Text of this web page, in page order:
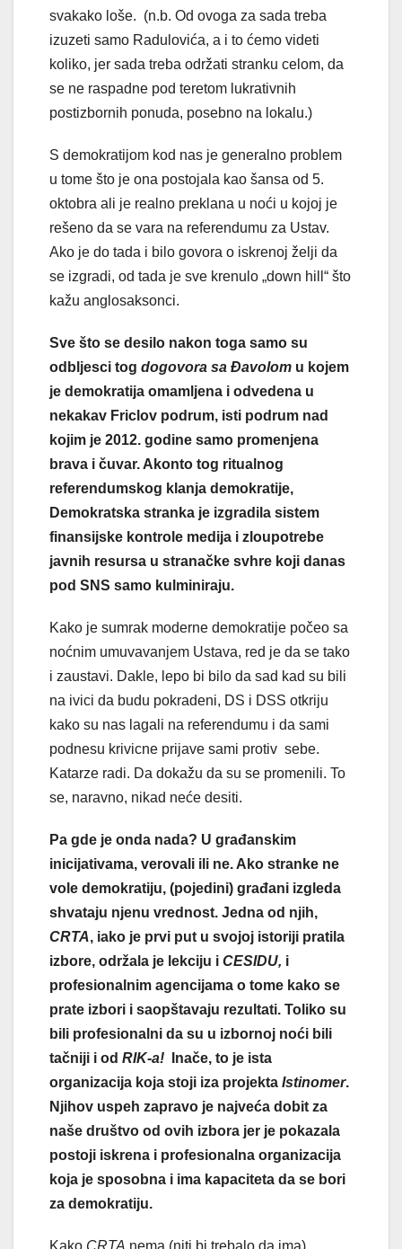
svakako loše. (n.b. Od ovoga za sada treba
izuzeti samo Radulovića, a i to ćemo videti
koliko, jer sada treba održati stranku celom, da
se ne raspadne pod teretom lukrativnih
postizbornih ponuda, posebno na lokalu.)
S demokratijom kod nas je generalno problem
u tome što je ona postojala kao šansa od 5.
oktobra ali je realno preklana u noći u kojoj je
rešeno da se vara na referendumu za Ustav.
Ako je do tada i bilo govora o iskrenoj želji da
se izgradi, od tada je sve krenulo „down hill“ što
kažu anglosaksonci.
Sve što se desilo nakon toga samo su
odbljesci tog dogovora sa Đavolom u kojem
je demokratija omamljena i odvedena u
nekakav Friclov podrum, isti podrum nad
kojim je 2012. godine samo promenjena
brava i čuvar. Akonto tog ritualnog
referendumskog klanja demokratije,
Demokratska stranka je izgradila sistem
finansijske kontrole medija i zloupotrebe
javnih resursa u stranačke svhre koji danas
pod SNS samo kulminiraju.
Kako je sumrak moderne demokratije počeo sa
noćnim umuvavanjem Ustava, red je da se tako
i zaustavi. Dakle, lepo bi bilo da sad kad su bili
na ivici da budu pokradeni, DS i DSS otkriju
kako su nas lagali na referendumu i da sami
podnesu krivicne prijave sami protiv sebe.
Katarze radi. Da dokažu da su se promenili. To
se, naravno, nikad neće desiti.
Pa gde je onda nada? U građanskim
inicijativama, verovali ili ne. Ako stranke ne
vole demokratiju, (pojedini) građani izgleda
shvataju njenu vrednost. Jedna od njih,
CRTA, iako je prvi put u svojoj istoriji pratila
izbore, održala je lekciju i CESIDU, i
profesionalnim agencijama o tome kako se
prate izbori i saopštavaju rezultati. Toliko su
bili profesionalni da su u izbornoj noći bili
tačniji i od RIK-a! Inače, to je ista
organizacija koja stoji iza projekta Istinomer.
Njihov uspeh zapravo je najveća dobit za
naše društvo od ovih izbora jer je pokazala
postoji iskrena i profesionalna organizacija
koja je sposobna i ima kapaciteta da se bori
za demokratiju.
Kako CRTA nema (niti bi trebalo da ima)